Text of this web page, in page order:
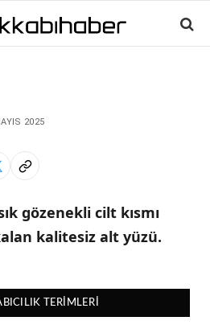
2025
gözenekli cilt kısmı
kalitesiz alt yüzü.
TERIMLERI